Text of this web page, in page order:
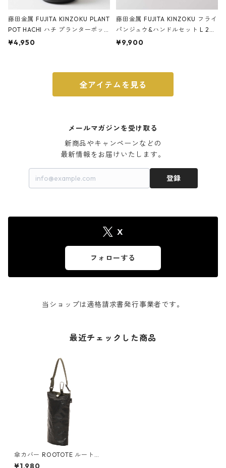
藤田金属 FUJITA KINZOKU PLANT
POT HACHI ハチ プランターポッ
ト 3号 ブラック
¥4,950
藤田金属 FUJITA KINZOKU フライ
パンジュウ&ハンドルセット L 24c
m ガス火・IH対応 鉄フライパン
¥9,900
全アイテムを見る
メールマガジンを受け取る
新商品やキャンペーンなどの
最新情報をお届けいたします。
登録
X
フォローする
当ショップは適格請求書発行事業者です。
最近チェックした商品
傘カバー ROOTOTE ルートー
ト CASAカサ.オリ 折り畳み傘
¥1,980